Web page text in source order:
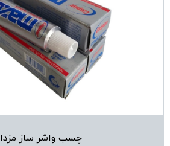
چسب واشر ساز مزدا